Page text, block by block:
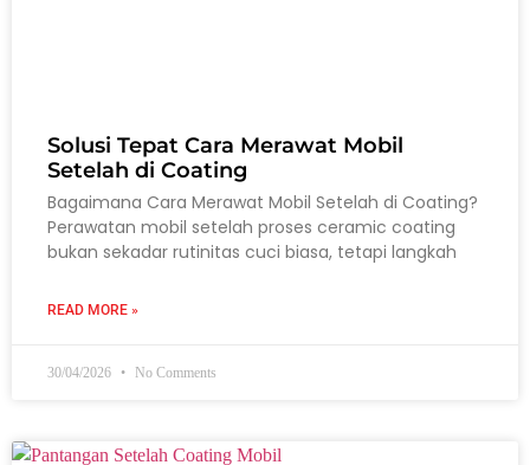
Solusi Tepat Cara Merawat Mobil
Setelah di Coating
Bagaimana Cara Merawat Mobil Setelah di Coating?
Perawatan mobil setelah proses ceramic coating
bukan sekadar rutinitas cuci biasa, tetapi langkah
READ MORE »
30/04/2026 No Comments